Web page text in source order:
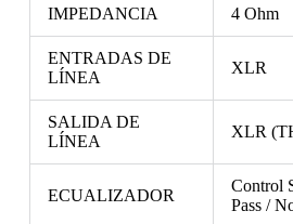
IMPEDANCIA 4 Ohm
ENTRADAS DE
LÍNEA
XLR
SALIDA DE
LÍNEA
XLR
ECUALIZADOR
Control
Pass /